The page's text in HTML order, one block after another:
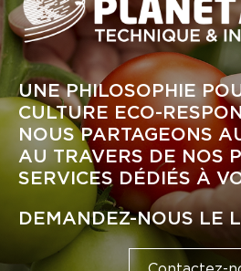
UNE PHILOSOPHIE
CULTURE ECO-
NOUS PARTAGEONS
AU TRAVERS DE NOS
SERVICES DÉDIÉS À
DEMANDEZ-NOUS LE